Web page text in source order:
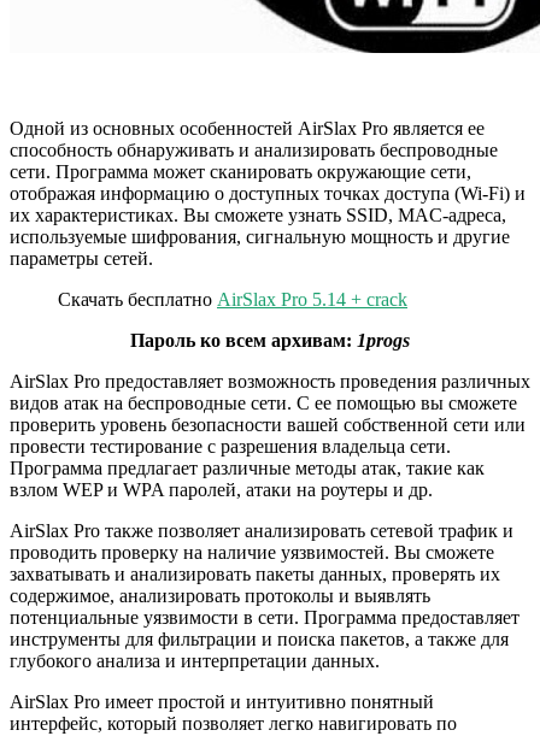
Одной из основных особенностей AirSlax Pro является ее
способность обнаруживать и анализировать беспроводные
сети. Программа может сканировать окружающие сети,
отображая информацию о доступных точках доступа (Wi-Fi) и
их характеристиках. Вы сможете узнать SSID, MAC-адреса,
используемые шифрования, сигнальную мощность и другие
параметры сетей.
Скачать бесплатно AirSlax Pro 5.14 + crack
Пароль ко всем архивам: 1progs
AirSlax Pro предоставляет возможность проведения различных
видов атак на беспроводные сети. С ее помощью вы сможете
проверить уровень безопасности вашей собственной сети или
провести тестирование с разрешения владельца сети.
Программа предлагает различные методы атак, такие как
взлом WEP и WPA паролей, атаки на роутеры и др.
AirSlax Pro также позволяет анализировать сетевой трафик и
проводить проверку на наличие уязвимостей. Вы сможете
захватывать и анализировать пакеты данных, проверять их
содержимое, анализировать протоколы и выявлять
потенциальные уязвимости в сети. Программа предоставляет
инструменты для фильтрации и поиска пакетов, а также для
глубокого анализа и интерпретации данных.
AirSlax Pro имеет простой и интуитивно понятный
интерфейс, который позволяет легко навигировать по